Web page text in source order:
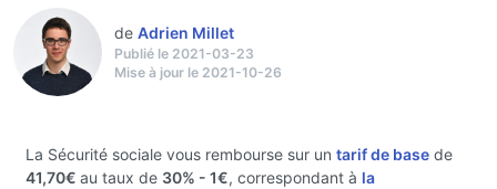
de Adrien Millet
Publié le 2021-03-23
Mise à jour le 2021-10-26
La Sécurité sociale vous rembourse sur un tarif de basede
41,70€ au taux de 30% - 1€, correspondant à la